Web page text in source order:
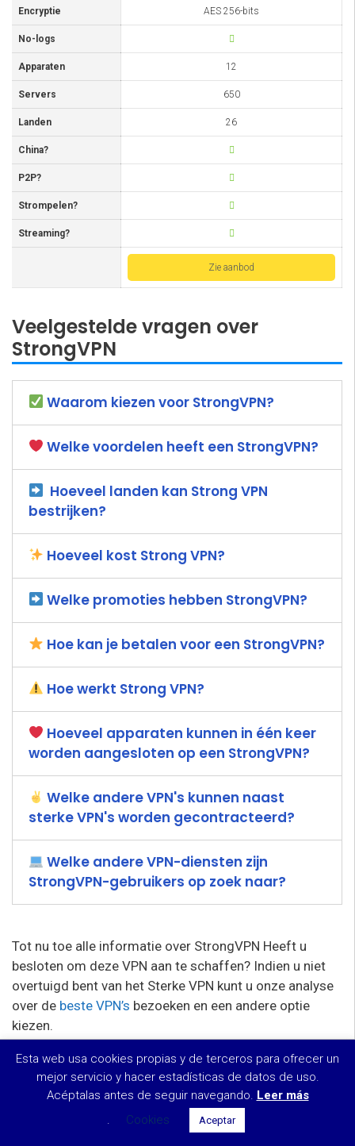
Encryptie AES 256-bits
No-logs
Apparaten 12
Servers 650
Landen 26
China?
P2P?
Strompelen?
Streaming?
Zie aanbod
Veelgestelde vragen over
StrongVPN
Waarom kiezen voor StrongVPN?
Welke voordelen heeft een StrongVPN?
Hoeveel landen kan Strong VPN
bestrijken?
Hoeveel kost Strong VPN?
Welke promoties hebben StrongVPN?
Hoe kan je betalen voor een StrongVPN?
Hoe werkt Strong VPN?
Hoeveel apparaten kunnen in één keer
worden aangesloten op een StrongVPN?
Welke andere VPN's kunnen naast
sterke VPN's worden gecontracteerd?
Welke andere VPN-diensten zijn
StrongVPN-gebruikers op zoek naar?
Tot nu toe alle informatie over StrongVPN Heeft u
besloten om deze VPN aan te schaffen? Indien u niet
overtuigd bent van het Sterke VPN kunt u onze analyse
over de beste VPN’s bezoeken en een andere optie
kiezen.
Wikipedia-artikel over Cyberspace
Bespaar 42%!
$5.83
per maand
Zie aanbod
Esta web usa cookies propias y de terceros para ofrecer un
mejor servicio y hacer estadísticas de datos de uso.
Acéptalas antes de seguir navegando. Leer más
.
Cookies Aceptar